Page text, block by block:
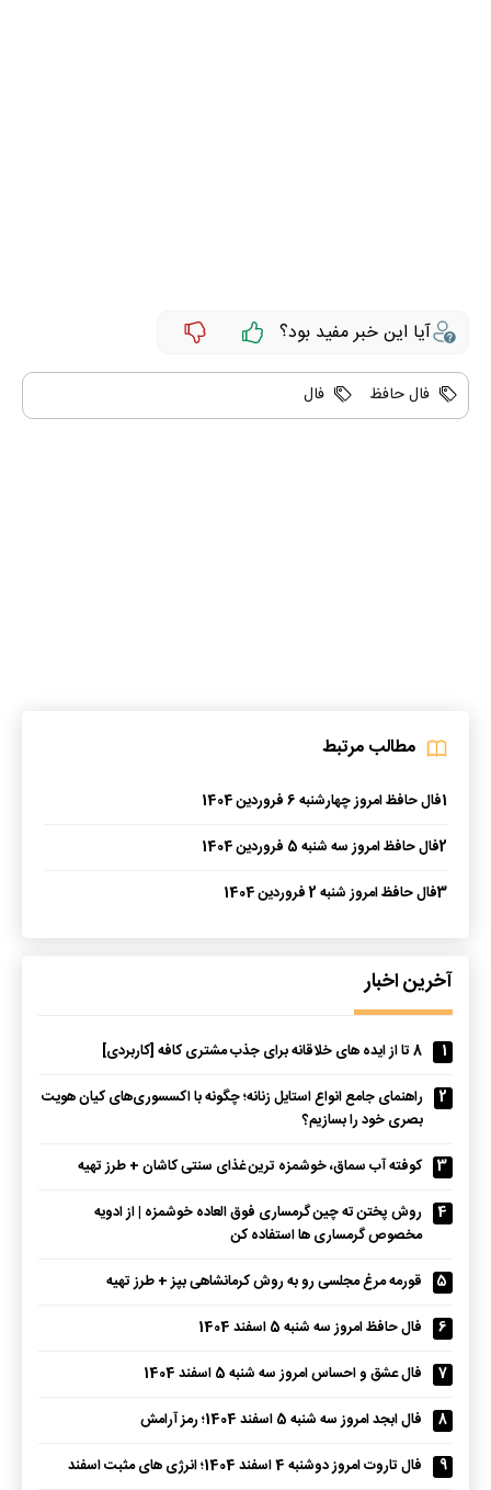
آیا این خبر مفید بود؟
فال حافظ فال
مطالب مرتبط
1فال حافظ امروز چهارشنبه 6 فروردین 1404
2فال حافظ امروز سه شنبه 5 فروردین 1404
3فال حافظ امروز شنبه 2 فروردین 1404
آخرین اخبار
1
8 تا از ایده های خلاقانه برای جذب مشتری کافه [کاربردی]
2
راهنمای جامع انواع استایل زنانه؛ چگونه با اکسسوری‌های کیان هویت
بصری خود را بسازیم؟
3
کوفته آب سماق، خوشمزه ترین غذای سنتی کاشان + طرز تهیه
4
روش پختن ته چین گرمساری فوق العاده خوشمزه | از ادویه
مخصوص گرمساری ها استفاده کن
5
قورمه مرغ مجلسی رو به روش کرمانشاهی بپز + طرز تهیه
6
فال حافظ امروز سه شنبه 5 اسفند 1404
7
فال عشق و احساس امروز سه شنبه 5 اسفند 1404
8
فال ابجد امروز سه شنبه 5 اسفند 1404؛ رمز آرامش
9
فال تاروت امروز دوشنبه 4 اسفند 1404؛ انرژی های مثبت اسفند